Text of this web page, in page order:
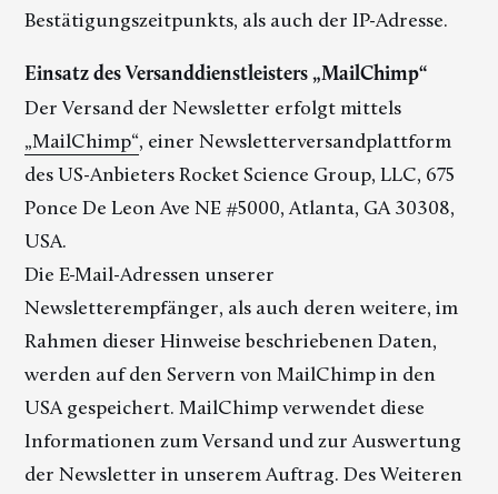
Bestätigungszeitpunkts, als auch der IP-Adresse.
Einsatz des Versanddienstleisters „MailChimp“
Der Versand der Newsletter erfolgt mittels
„MailChimp“, einer Newsletterversandplattform
des US-Anbieters Rocket Science Group, LLC, 675
Ponce De Leon Ave NE #5000, Atlanta, GA 30308,
USA.
Die E-Mail-Adressen unserer
Newsletterempfänger, als auch deren weitere, im
Rahmen dieser Hinweise beschriebenen Daten,
werden auf den Servern von MailChimp in den
USA gespeichert. MailChimp verwendet diese
Informationen zum Versand und zur Auswertung
der Newsletter in unserem Auftrag. Des Weiteren